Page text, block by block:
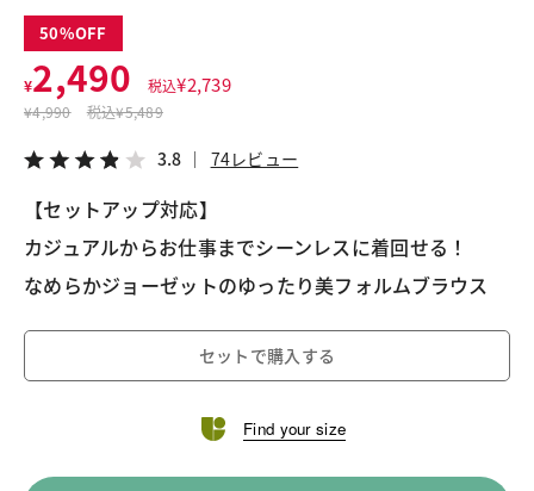
50
¥2,490 税込¥2,739
¥4,990 税込¥5,489
3.8 74レビュー
【セットアップ対応】
カジュアルからお仕事までシーンレスに着回せる！
なめらかジョーゼットのゆったり美フォルムブラウス
セットで購入する
Find your size
LINE